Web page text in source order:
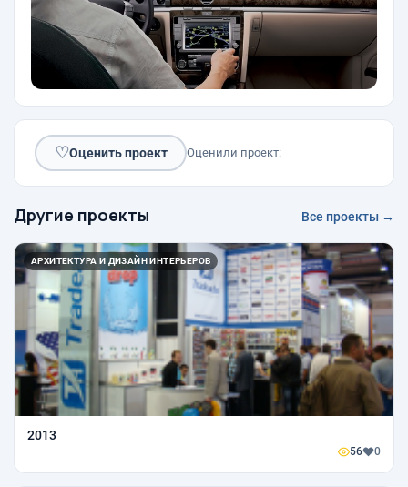
♡Оценить проект Оценили проект:
Другие проекты Все проекты →
АРХИТЕКТУРА И ДИЗАЙН ИНТЕРЬЕРОВ
2013
56 0